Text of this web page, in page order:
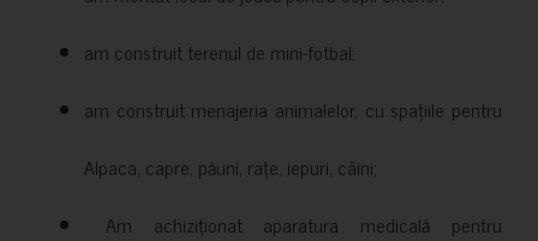
am construit terenul de mini-fotbal;
am construit menajeria animalelor, cu spațiile pentru
Alpaca, capre, păuni, rațe, iepuri, câini;
Am achiziționat aparatura medicală pentru